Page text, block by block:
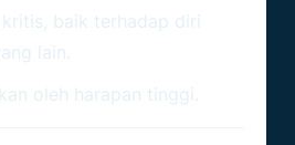
baik terhadap diri
lain.
oleh harapan tinggi.